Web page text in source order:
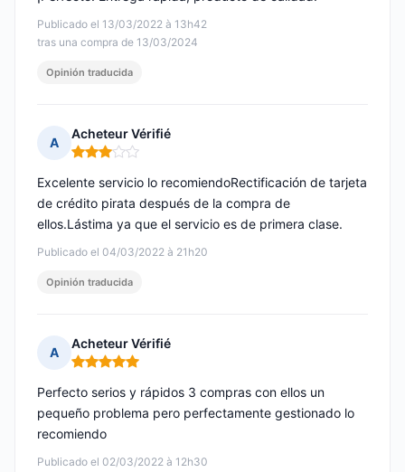
Publicado el 13/03/2022 à 13h42
tras una compra de 13/03/2024
Opinión traducida
A
Acheteur Vérifié
Nota: 3 de 5
Publicado el 04/03/2022 à 21h20
Excelente servicio lo recomiendoRectificación de tarjeta
de crédito pirata después de la compra de
ellos.Lástima ya que el servicio es de primera clase.
Opinión traducida
A
Acheteur Vérifié
Nota: 5 de 5
Publicado el 02/03/2022 à 12h30
Perfecto serios y rápidos 3 compras con ellos un
pequeño problema pero perfectamente gestionado lo
recomiendo